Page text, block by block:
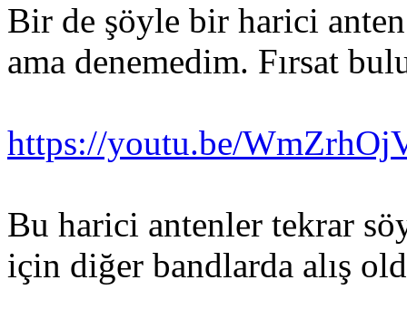
Bir de şöyle bir harici
ama denemedim. Fırsat
https://youtu.be/
Bu harici antenler tekrar
için diğer bandlarda alış